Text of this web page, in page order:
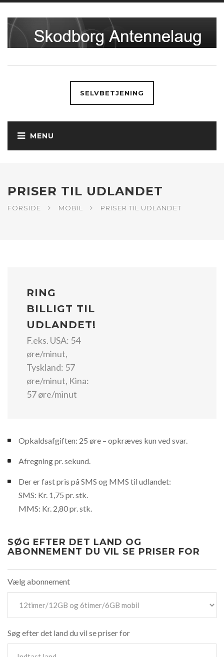
SELVBETJENING
PRISER TIL UDLANDET
FORSIDE MOBIL PRISER TIL UDLANDET
RING
BILLIGT TIL
UDLANDET!
F.eks. USA: 54
øre/minut,
Tyskland: 57
øre/minut, Kina:
57 øre/minut
Opkaldsafgiften: 25 øre – opkræves kun ved svar.
Afregning pr. sekund.
Der er fast pris på SMS og MMS til udlandet:
SMS: Kr. 1,75 pr. stk.
MMS: Kr. 2,80 pr. stk.
SØG EFTER DET LAND OG
ABONNEMENT DU VIL SE PRISER FOR
Vælg abonnement
Søg efter det land du vil se priser for